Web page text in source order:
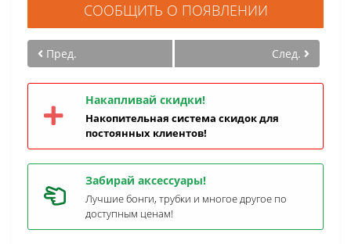
СООБЩИТЬ О ПОЯВЛЕНИИ
Пред. След.
Накапливай скидки!
Накопительная система скидок для
постоянных клиентов!
Забирай аксессуары!
Лучшие бонги, трубки и многое другое по
доступным ценам!